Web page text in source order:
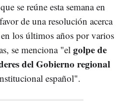
se reúne esta semana en
de una resolución acerca
los últimos años por varios
se menciona "el golpe de
del Gobierno regional
español".